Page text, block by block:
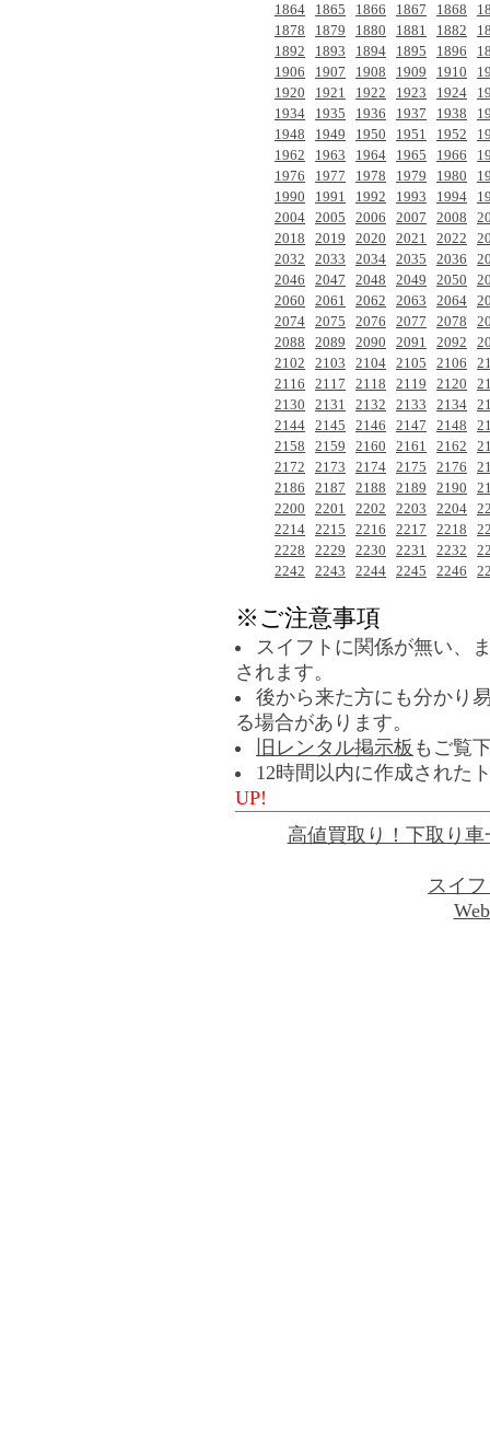
1864
1865 1866 1867 1868
1878
1879 1880 1881 1882
1892
1893 1894 1895 1896
1906
1907 1908 1909 1910
1920
1921 1922 1923 1924
1934
1935 1936 1937 1938
1948
1949 1950 1951 1952
1962
1963 1964 1965 1966
1976
1977 1978 1979 1980
1990
1991 1992 1993 1994
2004 2005 2006 2007 2008
2018
2019 2020 2021 2022
2032
2033 2034 2035 2036
2046
2047 2048 2049 2050
2060
2061 2062 2063 2064
2074 2075 2076 2077 2078
2088
2089 2090 2091 2092
2102
2103 2104 2105 2106
2116
2117 2118 2119 2120
2130
2131 2132 2133 2134
2144 2145 2146 2147 2148
2158
2159 2160 2161 2162
2172
2173 2174 2175 2176
2186
2187 2188 2189 2190
2200
2201 2202 2203 2204
2214 2215 2216 2217 2218
2228
2229 2230 2231 2232
2242
2243 2244 2245 2246
※ご注意事項
スイフトに関係が無い、
されます。
後から来た方にも分かり
る場合があります。
旧レンタル掲示板 もご覧
12時間以内に作成された
UP!
高値買取り！下取り車
スイ